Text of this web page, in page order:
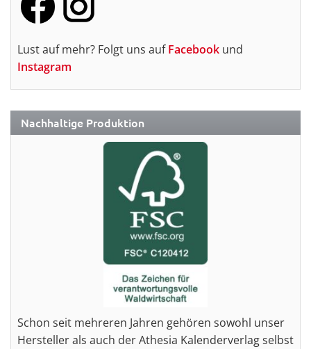
Lust auf mehr? Folgt uns aufFacebook und
Instagram
Nachhaltige Produktion
Schon seit mehreren Jahren gehören sowohl unser
Hersteller als auch der Athesia Kalenderverlag selbst